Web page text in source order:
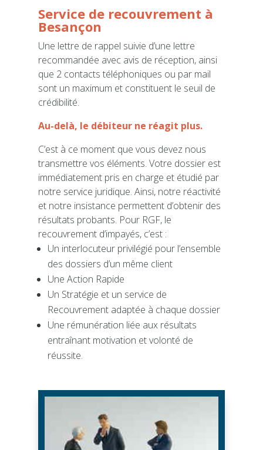
Service de recouvrement à
Besançon
Une lettre de rappel suivie d’une lettre
recommandée avec avis de réception, ainsi
que 2 contacts téléphoniques ou par mail
sont un maximum et constituent le seuil de
crédibilité.
Au-delà, le débiteur ne réagit plus.
C’est à ce moment que vous devez nous
transmettre vos éléments. Votre dossier est
immédiatement pris en charge et étudié par
notre service juridique. Ainsi, notre réactivité
et notre insistance permettent d’obtenir des
résultats probants. Pour RGF, le
recouvrement d’impayés, c’est :
Un interlocuteur privilégié pour l’ensemble
des dossiers d’un même client
Une Action Rapide
Un Stratégie et un service de
Recouvrement adaptée à chaque dossier
Une rémunération liée aux résultats
entraînant motivation et volonté de
réussite.